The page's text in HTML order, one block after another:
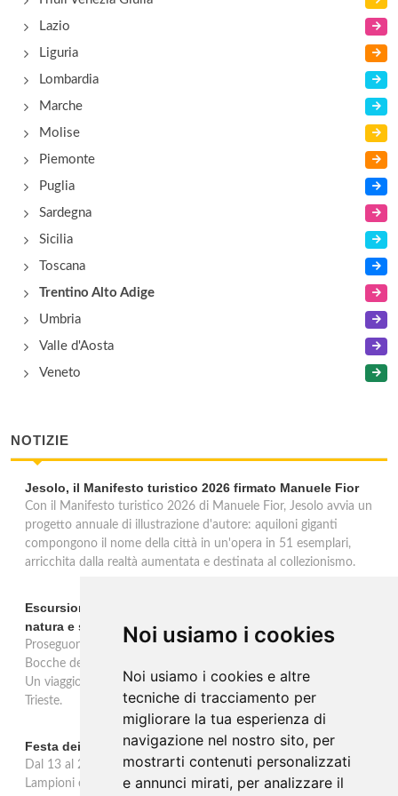
Noi usiamo i cookies
Noi usiamo i cookies e altre
tecniche di tracciamento per
migliorare la tua esperienza di
navigazione nel nostro sito, per
mostrarti contenuti personalizzati
e annunci mirati, per analizzare il
Lazio
Liguria
Lombardia
Marche
Molise
Piemonte
Puglia
Sardegna
Sicilia
Toscana
Trentino Alto Adige
Umbria
Valle d'Aosta
Veneto
NOTIZIE
Jesolo, il Manifesto turistico 2026 firmato Manuele Fior
Con il Manifesto turistico 2026 di Manuele Fior, Jesolo avvia un
progetto annuale di illustrazione d'autore: aquiloni giganti
compongono il nome della città in un'opera in 51 esemplari,
arricchita dalla realtà aumentata e destinata al collezionismo.
Escursioni in barca alle Bocche del Timavo: viaggio tra
natura e storia nel Golfo di Trieste
Proseguono fino al 15 settembre le escursioni in barca "Duino-
Bocche del Timavo" con partenza ogni lunedì, mercoledì e sabato.
Un viaggio multisensoriale tra natura, storia e mito nel Golfo di
Trieste.
Festa dei Lampioni e de lu Cuturusciu a Calimera
Dal 13 al 21 giugno Calimera celebra la 24ª edizione della Festa dei
Lampioni e de lu Cuturusciu, evento identitario che trasforma il